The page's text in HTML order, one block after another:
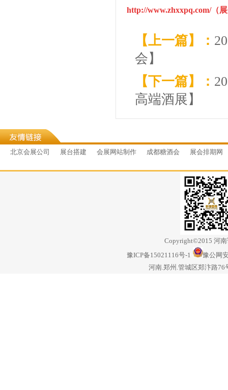
http://www.zhxxpq.com/（
【上一篇】：
会】
【下一篇】：
高端酒展】
北京会展公司 展台搭建 会展网站制作 成都糖酒会 展会排期网
Copyright©2015 河
豫ICP备15021116号-1
豫公网
河南.郑州.管城区郑汴路